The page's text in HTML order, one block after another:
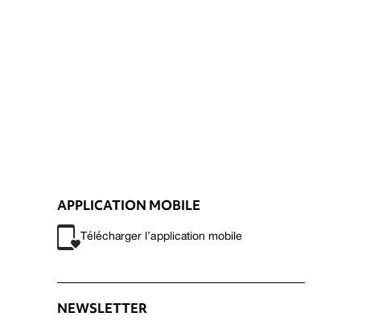
APPLICATION MOBILE
Télécharger l’application mobile
NEWSLETTER